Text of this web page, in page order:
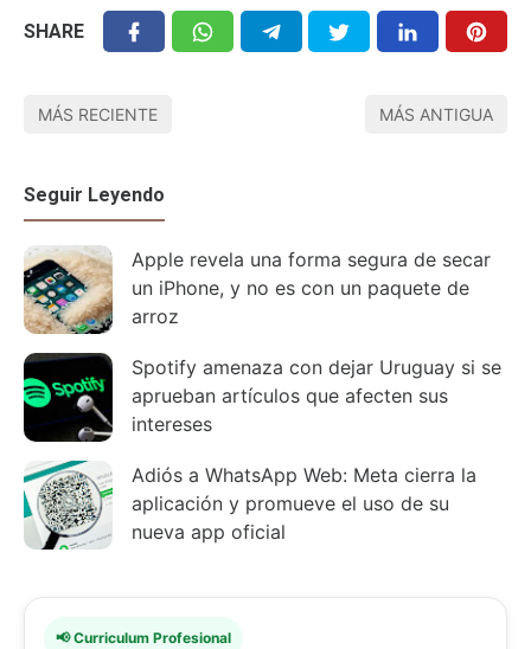
SHARE
MÁS RECIENTE MÁS ANTIGUA
Seguir Leyendo
Apple revela una forma segura de secar
un iPhone, y no es con un paquete de
arroz
Spotify amenaza con dejar Uruguay si se
aprueban artículos que afecten sus
intereses
Adiós a WhatsApp Web: Meta cierra la
aplicación y promueve el uso de su
nueva app oficial
📢 Curriculum Profesional